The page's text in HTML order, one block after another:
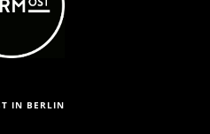
IN BERLIN